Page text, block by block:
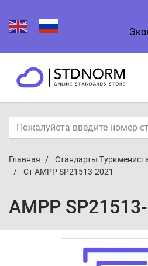
Главная Стандарты
Ст AMPP SP21513-2021
AMPP